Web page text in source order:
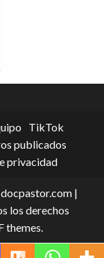
TikTok
publicados
privacidad
|
los derechos
themes.